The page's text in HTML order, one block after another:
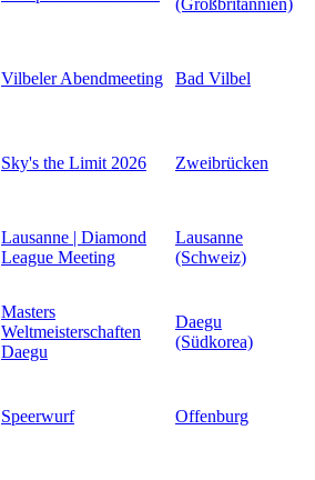
(Großbritannien)
Vilbeler Abendmeeting Bad Vilbel
Sky's the Limit 2026 Zweibrücken
Lausanne | Diamond
League Meeting
Lausanne
(Schweiz)
Masters
Weltmeisterschaften
Daegu
Daegu
(Südkorea)
Speerwurf Offenburg